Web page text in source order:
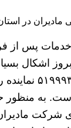
در استان
خدمات پس از
اشکال
سرویس با کد
است. به منظور